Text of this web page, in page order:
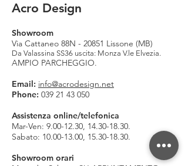
Acro Design
Showroom
Via Cattaneo 88N - 20851 Lissone (MB)
Da Valassina SS36 uscita: Monza V.le Elvezia.
AMPIO PARCHEGGIO.
Email: info@acrodesign.net
Phone: 039 21 43 050
Assistenza online/telefonica
Mar-Ven: 9.00-12.30, 14.30-18.30.
Sabato: 10.00-13.00, 15.30-18.30.
Showroom orari